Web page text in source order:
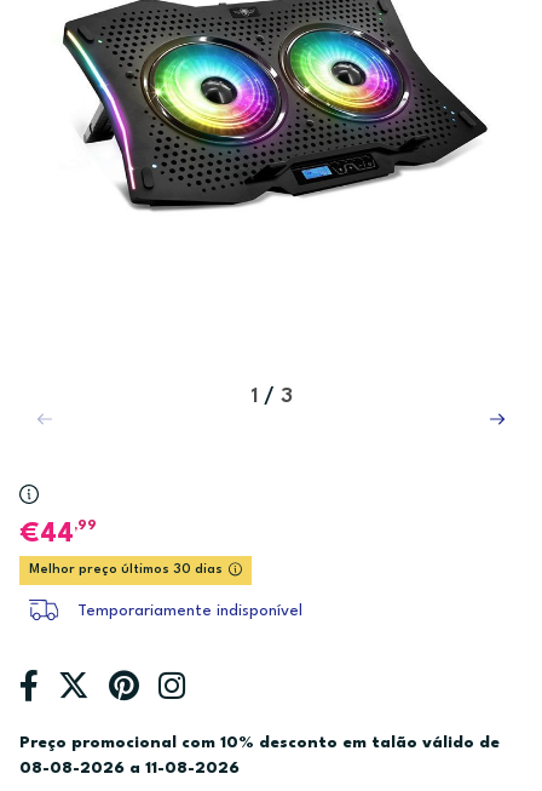
1 / 3
44,99
Melhor preço últimos 30 dias
Temporariamente indisponível
Preço promocional com 10% desconto em talão válido de
08-08-2026 a 11-08-2026